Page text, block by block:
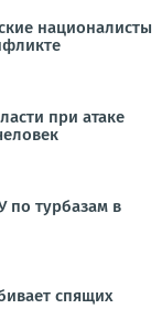
националисты
при атаке
по турбазам в
спящих